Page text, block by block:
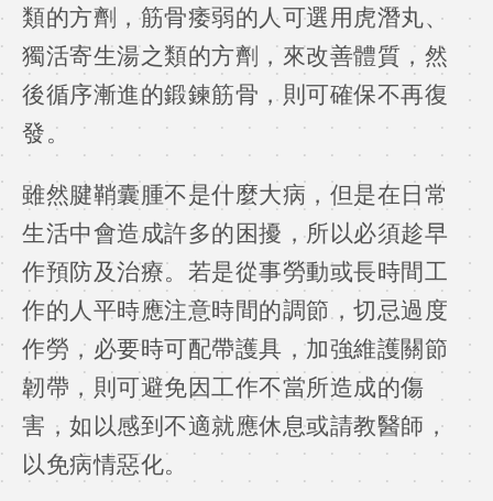
類的方劑，筋骨痿弱的人可選用虎潛丸、
獨活寄生湯之類的方劑，來改善體質，然
後循序漸進的鍛鍊筋骨，則可確保不再復
發。
雖然腱鞘囊腫不是什麼大病，但是在日常
生活中會造成許多的困擾，所以必須趁早
作預防及治療。若是從事勞動或長時間工
作的人平時應注意時間的調節，切忌過度
作勞，必要時可配帶護具，加強維護關節
韌帶，則可避免因工作不當所造成的傷
害，如以感到不適就應休息或請教醫師，
以免病情惡化。